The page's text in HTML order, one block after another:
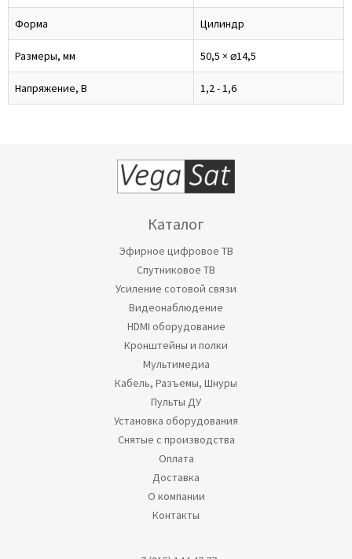
Форма Цилиндр
Размеры, мм 50,5 × ⌀14,5
Напряжение, В 1,2 - 1,6
Каталог
Эфирное цифровое ТВ
Спутниковое ТВ
Усиление сотовой связи
Видеонаблюдение
HDMI оборудование
Кронштейны и полки
Мультимедиа
Кабель, Разъемы, Шнуры
Пульты ДУ
Установка оборудования
Снятые с производства
Оплата
Доставка
О компании
Контакты